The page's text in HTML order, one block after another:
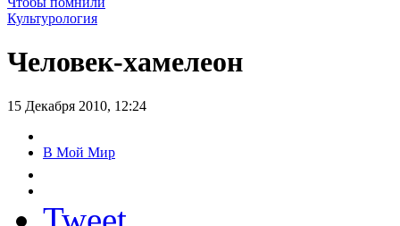
Культурология
Человек-хамелеон
15 Декабря 2010, 12:24
В Мой Мир